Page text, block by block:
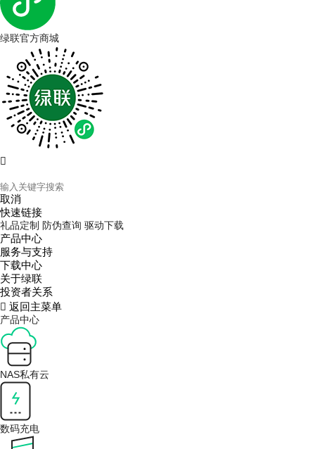
绿联官方商城

取消
快速链接
礼品定制 防伪查询 驱动下载
产品中心
服务与支持
下载中心
关于绿联
投资者关系
 返回主菜单
产品中心
NAS私有云
数码充电